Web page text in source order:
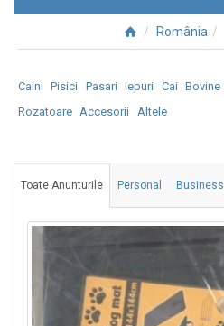
România
Caini Pisici Pasari Iepuri Cai Bovine
Rozatoare Accesorii Altele
Toate Anunturile Personal Business